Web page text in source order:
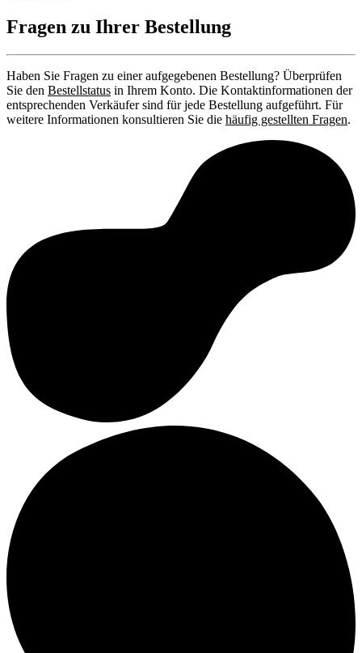
Fragen zu Ihrer Bestellung
Haben Sie Fragen zu einer aufgegebenen Bestellung? Überprüfen
Sie den Bestellstatus in Ihrem Konto. Die Kontaktinformationen der
entsprechenden Verkäufer sind für jede Bestellung aufgeführt. Für
weitere Informationen konsultieren Sie die häufig gestellten Fragen.